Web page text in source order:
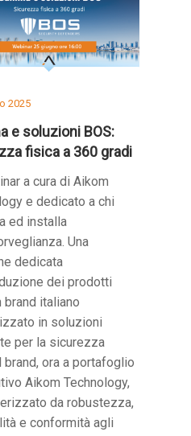
2025
e soluzioni BOS:
fisica a 360 gradi
a cura di Aikom
e dedicato a chi
ed installa
Una
dedicata
dei prodotti
brand italiano
in soluzioni
per la sicurezza
brand, ora a portafoglio
Aikom Technology,
da robustezza,
e conformità agli